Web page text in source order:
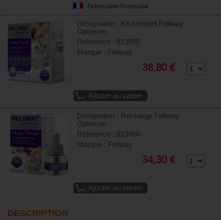
Fabrication Française
Désignation : Kit complet Feliway
Optimum
Référence : 813955
Marque : Feliway
38,80 €
Ajouter au panier
Désignation : Recharge Feliway
Optimum
Référence : 813956
Marque : Feliway
34,30 €
Ajouter au panier
DESCRIPTION